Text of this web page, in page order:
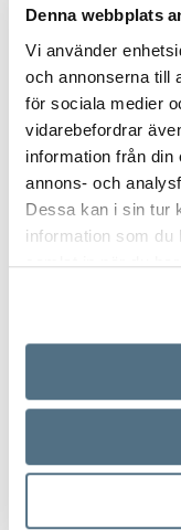
Denna webbplats
Vi använder
och annonserna till
för sociala medier
vidarebefordrar
information från din
annons- och
Dessa kan i sin tur
information som du
samlat in när du